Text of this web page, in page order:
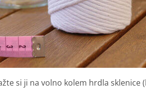
si ji na volno kolem hrdla sklenice